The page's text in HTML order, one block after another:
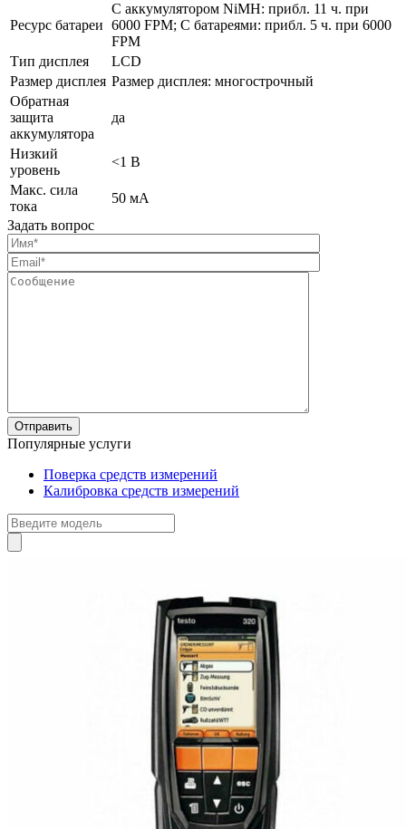
Ресурс батареи
С аккумулятором NiMH: прибл. 11 ч. при
6000 FPM; С батареями: прибл. 5 ч. при 6000
FPM
Тип дисплея
LCD
Размер дисплея Размер дисплея: многострочный
Обратная
защита
аккумулятора
да
Низкий
уровень
<1 В
Макс. сила
тока
50 мА
Задать вопрос
Популярные услуги
Поверка средств измерений
Калибровка средств измерений